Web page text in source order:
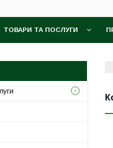
ТОВАРИ ТА ПОСЛУГИ